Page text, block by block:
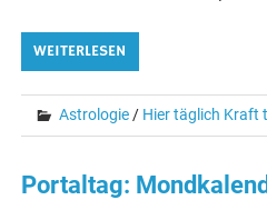
WEITERLESEN
Astrologie / Hier täglich Kraft
Portaltag: